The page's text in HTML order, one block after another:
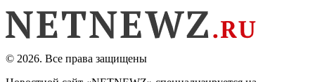
© 2026. Все права защищены